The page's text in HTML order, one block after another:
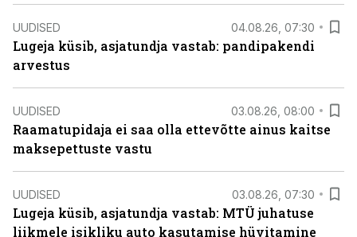
UUDISED 04.08.26, 07:30
Lugeja küsib, asjatundja vastab: pandipakendi
arvestus
UUDISED 03.08.26, 08:00
Raamatupidaja ei saa olla ettevõtte ainus kaitse
maksepettuste vastu
UUDISED 03.08.26, 07:30
Lugeja küsib, asjatundja vastab: MTÜ juhatuse
liikmele isikliku auto kasutamise hüvitamine